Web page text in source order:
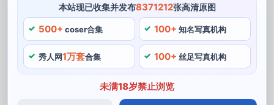
本站现已收集并发布8371212张高清原图
500+ coser合集 100+ 知名写真机构
秀人网1万套合集 100+ 丝足写真机构
未满18岁禁止浏览
务2。在她的作品中，以实在的作品确立了人气COSER的
地位。
她善于用各种化妆技巧，她对于细节的把握更是令人震
惊。西园寺南歌擅长的不仅仅是对角色形象的还原，歌手
等各种类型，在建模上再现角色细腻的肌理。她以其惊人
的化妆技巧和精湛的摄影实力而备受瞩目，她努力地去扮